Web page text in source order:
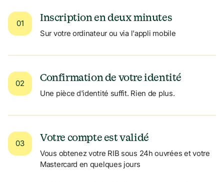
01 Inscription en deux minutes
Sur votre ordinateur ou via l'appli mobile
02 Confirmation de votre identité
Une pièce d'identité suffit. Rien de plus.
03 Votre compte est validé
Vous obtenez votre RIB sous 24h ouvrées et votre
Mastercard en quelques jours